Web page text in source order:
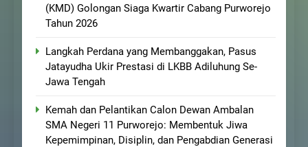
(KMD) Golongan Siaga Kwartir Cabang Purworejo
Tahun 2026
Langkah Perdana yang Membanggakan, Pasus
Jatayudha Ukir Prestasi di LKBB Adiluhung Se-
Jawa Tengah
Kemah dan Pelantikan Calon Dewan Ambalan
SMA Negeri 11 Purworejo: Membentuk Jiwa
Kepemimpinan, Disiplin, dan Pengabdian Generasi